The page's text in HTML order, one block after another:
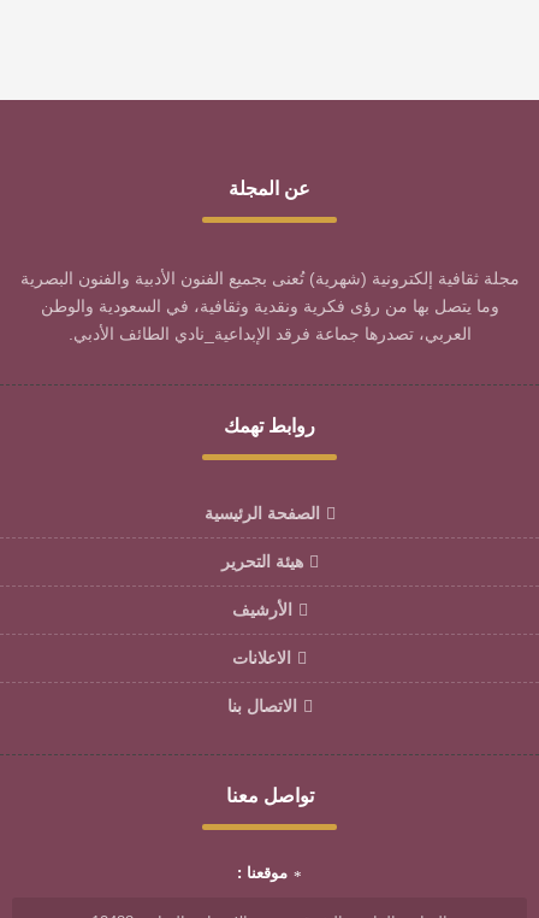
عن المجلة
مجلة ثقافية إلكترونية (شهرية) تُعنى بجميع الفنون الأدبية والفنون البصرية
وما يتصل بها من رؤى فكرية ونقدية وثقافية، في السعودية والوطن
العربي، تصدرها جماعة فرقد الإبداعية_نادي الطائف الأدبي.
روابط تهمك
الصفحة الرئيسية
هيئة التحرير
الأرشيف
الاعلانات
الاتصال بنا
تواصل معنا
موقعنا :